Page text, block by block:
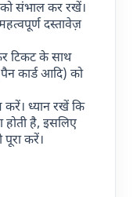
संभाल कर रखें।
दस्तावेज़
टिकट के साथ
कार्ड आदि) को
ध्यान रखें कि
है, इसलिए
पूरा करें।